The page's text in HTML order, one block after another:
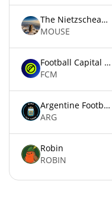
The Nietzschean Mouse
MOUSE
Football Capital Markets
FCM
Argentine Football Association Fan Token
ARG
Robin
ROBIN